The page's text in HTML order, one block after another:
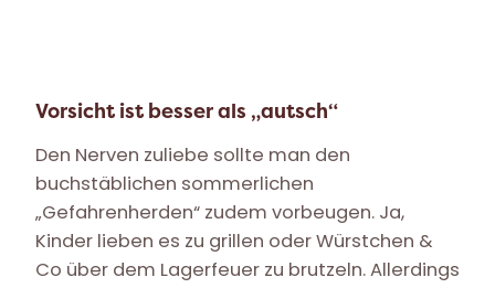
Vorsicht ist besser als „autsch“
Den Nerven zuliebe sollte man den
buchstäblichen sommerlichen
„Gefahrenherden“ zudem vorbeugen. Ja,
Kinder lieben es zu grillen oder Würstchen &
Co über dem Lagerfeuer zu brutzeln. Allerdings